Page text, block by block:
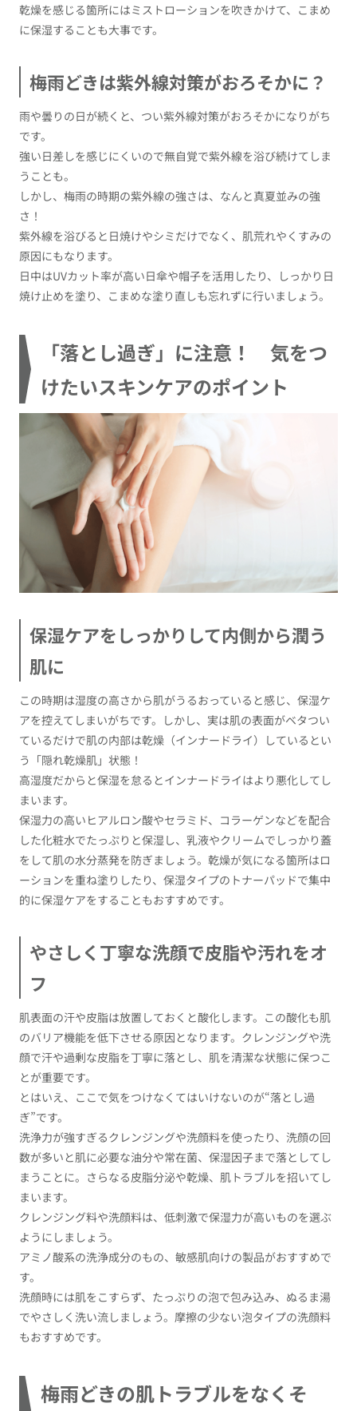
乾燥を感じる箇所にはミストローションを吹きかけて、こまめ
に保湿することも大事です。
梅雨どきは紫外線対策がおろそかに？
雨や曇りの日が続くと、つい紫外線対策がおろそかになりがち
です。
強い日差しを感じにくいので無自覚で紫外線を浴び続けてしま
うことも。
しかし、梅雨の時期の紫外線の強さは、なんと真夏並みの強
さ！
紫外線を浴びると日焼けやシミだけでなく、肌荒れやくすみの
原因にもなります。
日中はUVカット率が高い日傘や帽子を活用したり、しっかり日
焼け止めを塗り、こまめな塗り直しも忘れずに行いましょう。
「落とし過ぎ」に注意！ 気をつ
けたいスキンケアのポイント
保湿ケアをしっかりして内側から潤う
肌に
この時期は湿度の高さから肌がうるおっていると感じ、保湿ケ
アを控えてしまいがちです。しかし、実は肌の表面がベタつい
ているだけで肌の内部は乾燥（インナードライ）しているとい
う「隠れ乾燥肌」状態！
高湿度だからと保湿を怠るとインナードライはより悪化してし
まいます。
保湿力の高いヒアルロン酸やセラミド、コラーゲンなどを配合
した化粧水でたっぷりと保湿し、乳液やクリームでしっかり蓋
をして肌の水分蒸発を防ぎましょう。乾燥が気になる箇所はロ
ーションを重ね塗りしたり、保湿タイプのトナーパッドで集中
的に保湿ケアをすることもおすすめです。
やさしく丁寧な洗顔で皮脂や汚れをオ
フ
肌表面の汗や皮脂は放置しておくと酸化します。この酸化も肌
のバリア機能を低下させる原因となります。クレンジングや洗
顔で汗や過剰な皮脂を丁寧に落とし、肌を清潔な状態に保つこ
とが重要です。
とはいえ、ここで気をつけなくてはいけないのが“落とし過
ぎ”です。
洗浄力が強すぎるクレンジングや洗顔料を使ったり、洗顔の回
数が多いと肌に必要な油分や常在菌、保湿因子まで落としてし
まうことに。さらなる皮脂分泌や乾燥、肌トラブルを招いてし
まいます。
クレンジング料や洗顔料は、低刺激で保湿力が高いものを選ぶ
ようにしましょう。
アミノ酸系の洗浄成分のもの、敏感肌向けの製品がおすすめで
す。
洗顔時には肌をこすらず、たっぷりの泡で包み込み、ぬるま湯
でやさしく洗い流しましょう。摩擦の少ない泡タイプの洗顔料
もおすすめです。
梅雨どきの肌トラブルをなくそ